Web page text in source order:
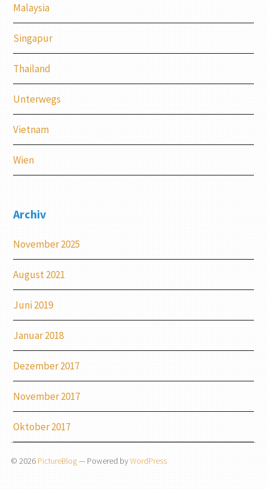
Malaysia
Singapur
Thailand
Unterwegs
Vietnam
Wien
Archiv
November 2025
August 2021
Juni 2019
Januar 2018
Dezember 2017
November 2017
Oktober 2017
© 2026 PictureBlog— Powered byWordPress